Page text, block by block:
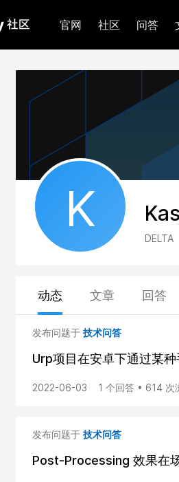
官网 社区 问答
K
DELTA
动态 文章 回答
发布问题于 技术问答
Urp项目在安卓下通过某
2022-06-03 1 个回答 • 614 次
发布问题于 技术问答
Post-Processing 效果在